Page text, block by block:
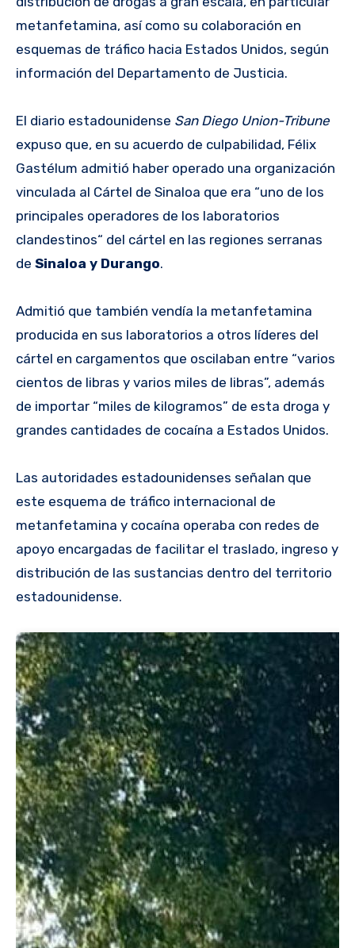
metanfetamina, así como su colaboración en
esquemas de tráfico hacia Estados Unidos, según
información del Departamento de Justicia.
El diario estadounidense San Diego Union-Tribune
expuso que, en su acuerdo de culpabilidad, Félix
Gastélum admitió haber operado una organización
vinculada al Cártel de Sinaloa que era “uno de los
principales operadores de los laboratorios
clandestinos“ del cártel en las regiones serranas
de Sinaloa y Durango.
Admitió que también vendía la metanfetamina
producida en sus laboratorios a otros líderes del
cártel en cargamentos que oscilaban entre “varios
cientos de libras y varios miles de libras”, además
de importar “miles de kilogramos” de esta droga y
grandes cantidades de cocaína a Estados Unidos.
Las autoridades estadounidenses señalan que
este esquema de tráfico internacional de
metanfetamina y cocaína operaba con redes de
apoyo encargadas de facilitar el traslado, ingreso y
distribución de las sustancias dentro del territorio
estadounidense.